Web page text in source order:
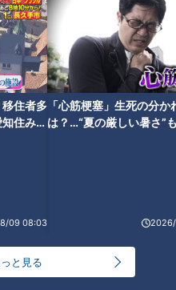
住者多
住みた
09 08:03
「心筋梗塞」生死の分か
は？…“夏の厳しい暑さ”
と見る
1校あたり12から18学級。少
、人間関係が固定化し、社会
とが難しいとされます。ま
課題です。